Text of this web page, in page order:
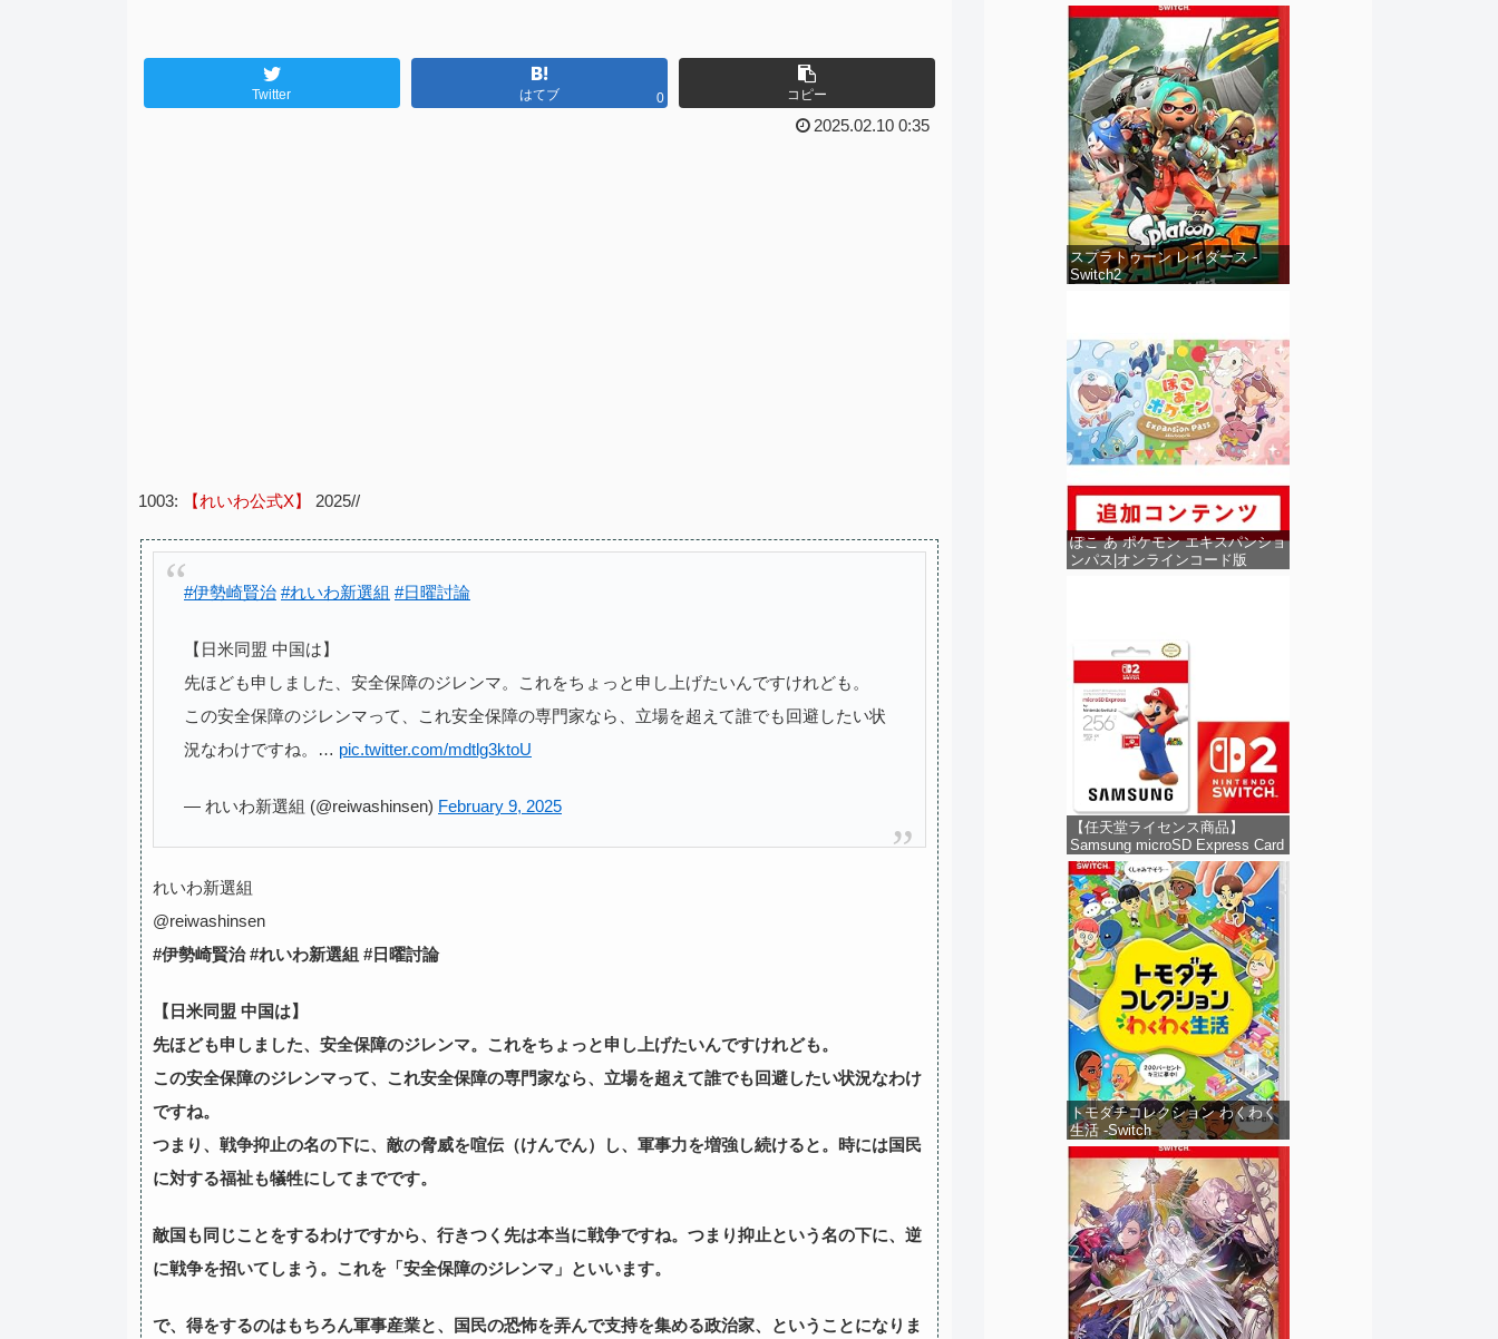
Twitter はてブ 0 コピー
2025.02.10 0:35
1003: 【れいわ公式X】 2025//
#伊勢崎賢治 #れいわ新選組 #日曜討論
【日米同盟 中国は】
先ほども申しました、安全保障のジレンマ。これをちょっと申し上げたいんですけれども。
この安全保障のジレンマって、これ安全保障の専門家なら、立場を超えて誰でも回避したい状
況なわけですね。… pic.twitter.com/mdtlg3ktoU
— れいわ新選組 (@reiwashinsen) February 9, 2025
れいわ新選組
@reiwashinsen
#伊勢崎賢治 #れいわ新選組 #日曜討論
【日米同盟 中国は】
先ほども申しました、安全保障のジレンマ。これをちょっと申し上げたいんですけれども。
この安全保障のジレンマって、これ安全保障の専門家なら、立場を超えて誰でも回避したい状況なわけ
ですね。
つまり、戦争抑止の名の下に、敵の脅威を喧伝（けんでん）し、軍事力を増強し続けると。時には国民
に対する福祉も犠牲にしてまでです。
敵国も同じことをするわけですから、行きつく先は本当に戦争ですね。つまり抑止という名の下に、逆
に戦争を招いてしまう。これを「安全保障のジレンマ」といいます。
で、得をするのはもちろん軍事産業と、国民の恐怖を弄んで支持を集める政治家、ということになりま
スプラトゥーン レイダース -
Switch2
ぽこ あ ポケモン エキスパンショ
ンパス|オンラインコード版
【任天堂ライセンス商品】
Samsung microSD Express Card
256GB for Nintendo Switch 2(サ
ムスン マイクロSDエクスプレス
カード 256GB) 【Amazon.co.jp
限定特典】Nintendo S
トモダチコレクション わくわく
生活 -Switch